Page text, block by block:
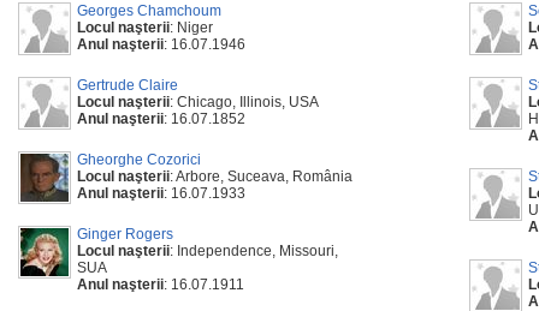
Georges Chamchoum
Locul naşterii: Niger
Anul naşterii: 16.07.1946
Gertrude Claire
Locul naşterii: Chicago, Illinois, USA
Anul naşterii: 16.07.1852
Gheorghe Cozorici
Locul naşterii: Arbore, Suceava, România
Anul naşterii: 16.07.1933
Ginger Rogers
Locul naşterii: Independence, Missouri,
SUA
Anul naşterii: 16.07.1911